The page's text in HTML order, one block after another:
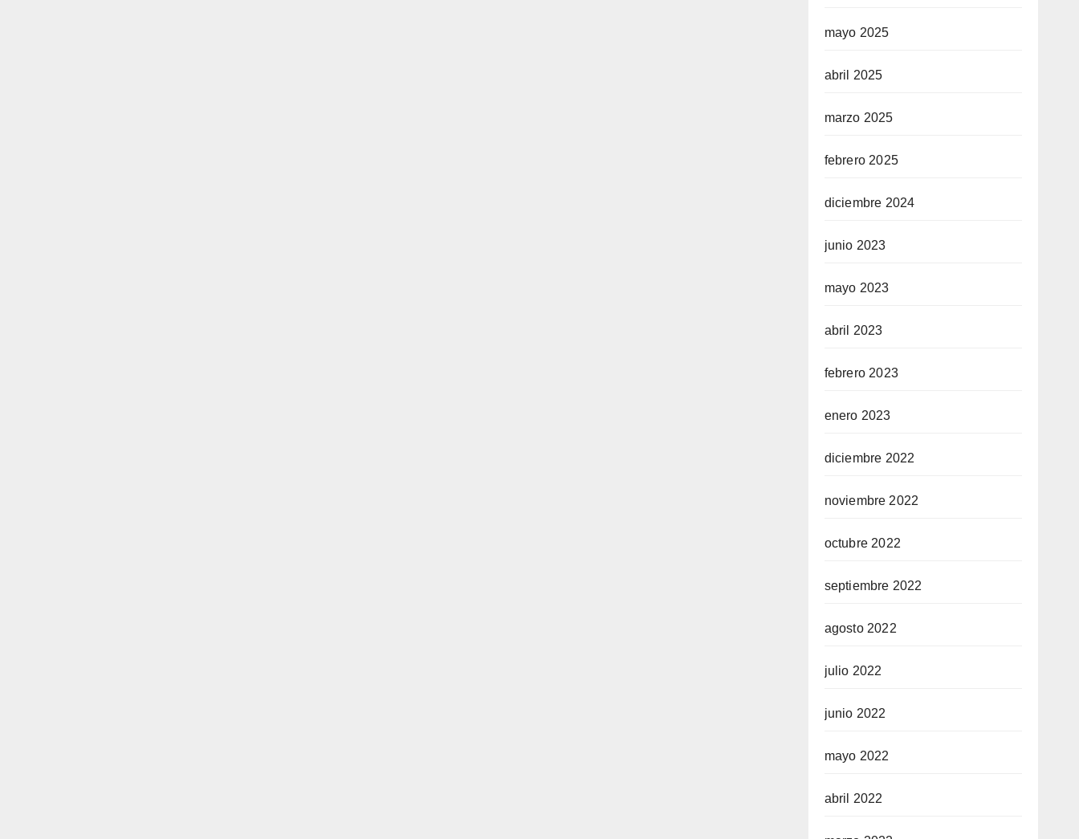
mayo 2025
abril 2025
marzo 2025
febrero 2025
diciembre 2024
junio 2023
mayo 2023
abril 2023
febrero 2023
enero 2023
diciembre 2022
noviembre 2022
octubre 2022
septiembre 2022
agosto 2022
julio 2022
junio 2022
mayo 2022
abril 2022